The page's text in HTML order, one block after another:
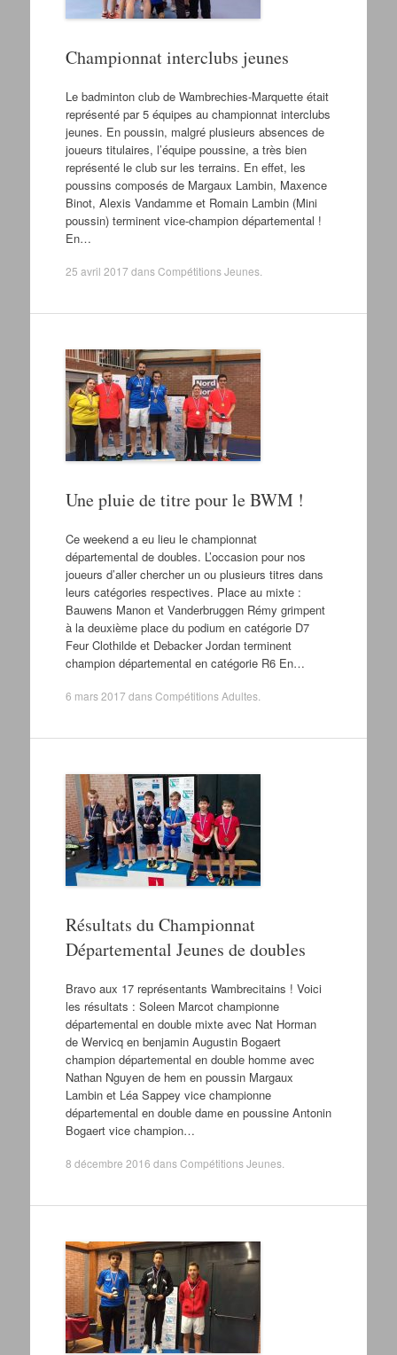
Championnat interclubs jeunes
Le badminton club de Wambrechies-Marquette était
représenté par 5 équipes au championnat interclubs
jeunes. En poussin, malgré plusieurs absences de
joueurs titulaires, l’équipe poussine, a très bien
représenté le club sur les terrains. En effet, les
poussins composés de Margaux Lambin, Maxence
Binot, Alexis Vandamme et Romain Lambin (Mini
poussin) terminent vice-champion départemental !
En…
25 avril 2017 dansCompétitions Jeunes.
Une pluie de titre pour le BWM !
Ce weekend a eu lieu le championnat
départemental de doubles. L’occasion pour nos
joueurs d’aller chercher un ou plusieurs titres dans
leurs catégories respectives. Place au mixte :
Bauwens Manon et Vanderbruggen Rémy grimpent
à la deuxième place du podium en catégorie D7
Feur Clothilde et Debacker Jordan terminent
champion départemental en catégorie R6 En…
6 mars 2017 dansCompétitions Adultes.
Résultats du Championnat
Départemental Jeunes de doubles
Bravo aux 17 représentants Wambrecitains ! Voici
les résultats : Soleen Marcot championne
départemental en double mixte avec Nat Horman
de Wervicq en benjamin Augustin Bogaert
champion départemental en double homme avec
Nathan Nguyen de hem en poussin Margaux
Lambin et Léa Sappey vice championne
départemental en double dame en poussine Antonin
Bogaert vice champion…
8 décembre 2016 dansCompétitions Jeunes.